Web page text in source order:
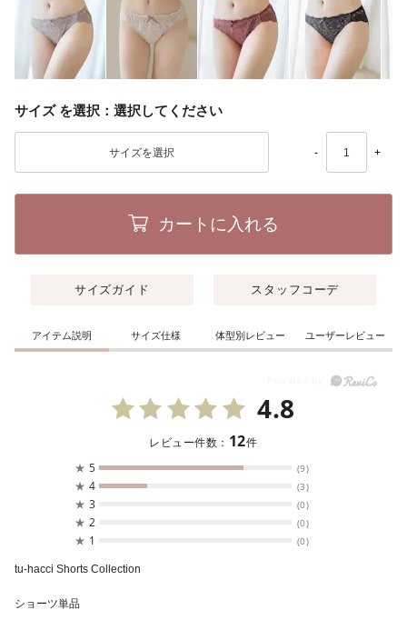
サイズ 選択してください
- +
カートに入れる
サイズガイド スタッフコーデ
アイテム説明 サイズ仕様 体型別レビュー ユーザーレビュー
4.8
レビュー件数： 12件
★ 5 (9)
★ 4 (3)
★ 3 (0)
★ 2 (0)
★ 1 (0)
tu-hacci Shorts Collection
ショーツ単品